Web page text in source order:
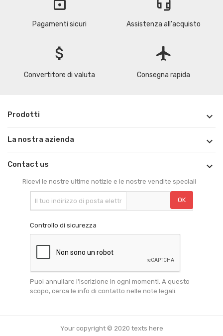
Pagamenti sicuri Assistenza all'acquisto
attach_money
Convertitore di valuta
flight
Consegna rapida
Prodotti 
La nostra azienda 
Contact us 
Ricevi le nostre ultime notizie e le nostre vendite speciali
Controllo di sicurezza
Puoi annullare l'iscrizione in ogni momenti. A questo
scopo, cerca le info di contatto nelle note legali.
Your copyright © 2020 texts here